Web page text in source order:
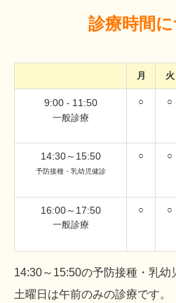
診療時間
月 火
9:00- 11:50
一般診療
○ ○
14:30～15:50
予防接種・乳幼児健診
○ ○
16:00～17:50
一般診療
○ ○
14:30～15:50の予防接種・乳幼
土曜日は午前のみの診療です。